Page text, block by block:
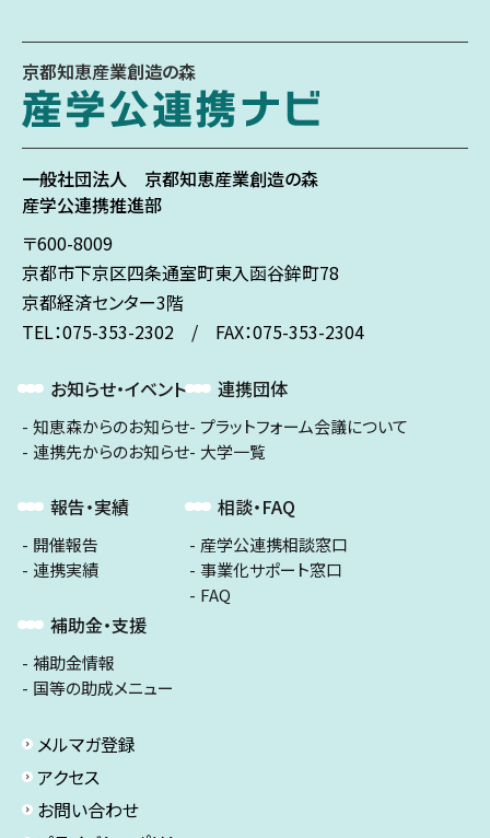
京都知恵産業創造の森
一般社団法人 京都知恵産業創造の森
産学公連携推進部
〒600-8009
京都市下京区四条通室町東入函谷鉾町78
京都経済センター3階
TEL：075-353-2302 / FAX：075-353-2304
お知らせ・イベント
知恵森からのお知らせ
連携先からのお知らせ
報告・実績
開催報告
連携実績
補助金・支援
補助金情報
国等の助成メニュー
連携団体
プラットフォーム会議について
大学一覧
相談・FAQ
産学公連携相談窓口
事業化サポート窓口
FAQ
メルマガ登録
アクセス
お問い合わせ